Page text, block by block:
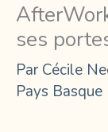
ses
ParCécile
Pays Basque